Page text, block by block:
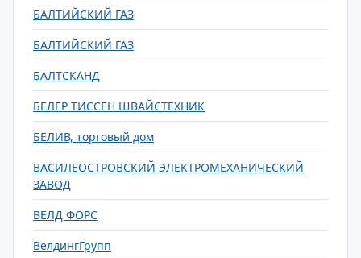
БАЛТИЙСКИЙ ГАЗ
БАЛТИЙСКИЙ ГАЗ
БАЛТСКАНД
БЕЛЕР ТИССЕН ШВАЙСТЕХНИК
БЕЛИВ, торговый дом
ВАСИЛЕОСТРОВСКИЙ ЭЛЕКТРОМЕХАНИЧЕСКИЙ
ЗАВОД
ВЕЛД ФОРС
ВелдингГрупп